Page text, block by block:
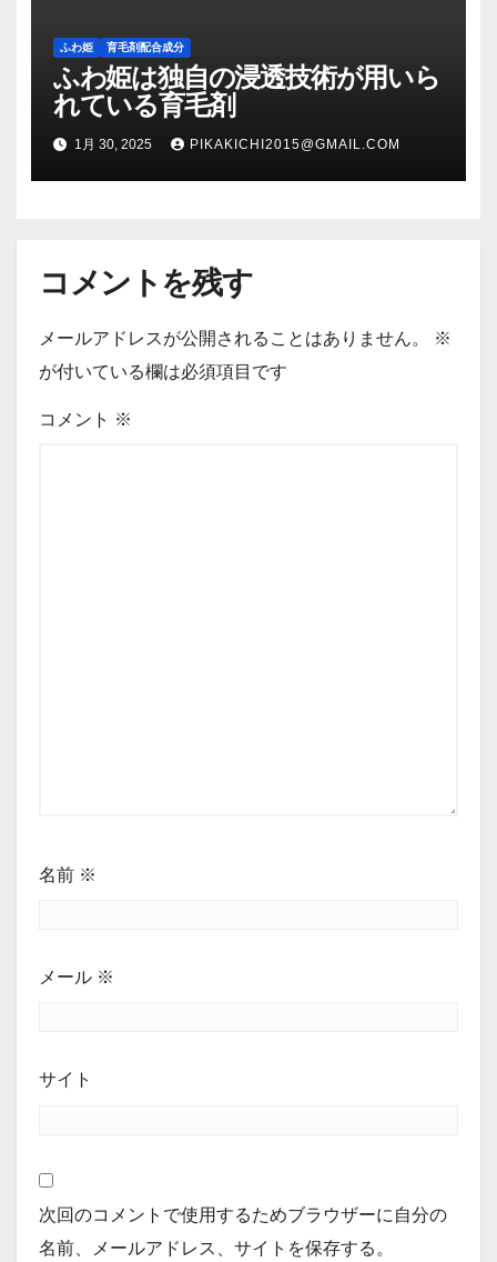
ふわ姫 育毛剤配合成分
ふわ姫は独自の浸透技術が用いら
れている育毛剤
1月 30, 2025 PIKAKICHI2015@GMAIL.COM
コメントを残す
メールアドレスが公開されることはありません。
※
が付いている欄は必須項目です
コメント ※
名前 ※
メール ※
サイト
次回のコメントで使用するためブラウザーに自分の
名前、メールアドレス、サイトを保存する。